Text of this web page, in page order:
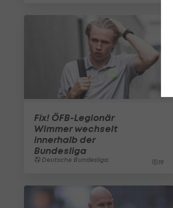
Fix! ÖFB-Legionär
Wimmer wechselt
innerhalb der
Bundesliga
Deutsche Bundesliga 19